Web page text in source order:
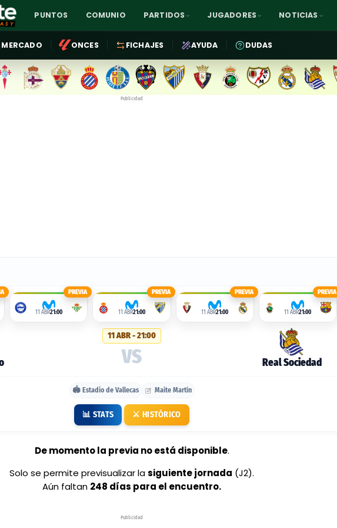
PUNTOS COMUNIO PARTIDOS JUGADORES NOTICIAS
MERCADO ONCES FICHAJES AYUDA DUDAS
Publicidad
PREVIA
11 ABR21:00
PREVIA
11 ABR21:00
PREVIA
11 ABR21:00
PREVIA
11 ABR21:00
11 ABR - 21:00
VS Real Sociedad
🏟️ Estadio de Vallecas Maite Martín
📊 STATS ⚔️ HISTÓRICO
De momento la previa no está disponible.
Solo se permite previsualizar lasiguiente jornada (J2).
Aún faltan 248 días para el encuentro.
Publicidad